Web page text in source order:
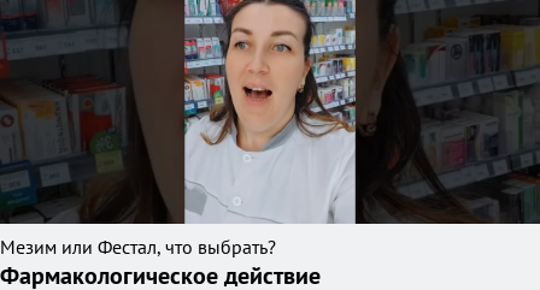
Мезим или Фестал, что выбрать?
Фармакологическое действие